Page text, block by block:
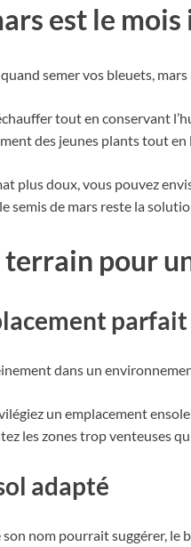
est le
semer vos bleuets,
tout en conservant
des jeunes plants tout en
plus doux, vous pouvez
semis de mars reste la
pour
parfait
dans un
un emplacement
les zones trop venteuses
adapté
nom pourrait suggérer, le